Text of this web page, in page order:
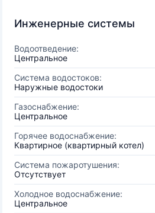
Инженерные системы
Водоотведение:
Центральное
Система водостоков:
Наружные водостоки
Газоснабжение:
Центральное
Горячее водоснабжение:
Квартирное (квартирный котел)
Система пожаротушения:
Отсутствует
Холодное водоснабжение:
Центральное